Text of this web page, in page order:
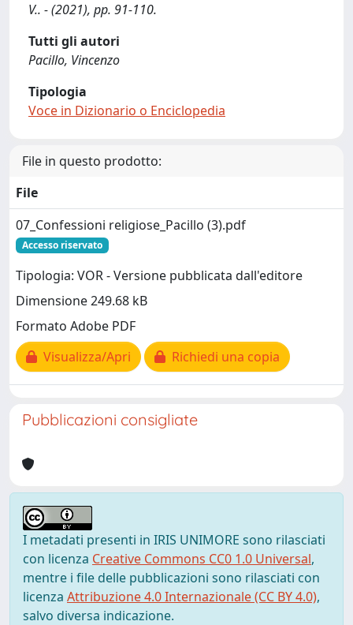
V.. - (2021), pp. 91-110.
Tutti gli autori
Pacillo, Vincenzo
Tipologia
Voce in Dizionario o Enciclopedia
File in questo prodotto:
File
07_Confessioni religiose_Pacillo (3).pdf
Accesso riservato
Tipologia: VOR - Versione pubblicata dall'editore
Dimensione 249.68 kB
Formato Adobe PDF
Visualizza/Apri
Richiedi una copia
Pubblicazioni consigliate
I metadati presenti in IRIS UNIMORE sono rilasciati
con licenza Creative Commons CC0 1.0 Universal,
mentre i file delle pubblicazioni sono rilasciati con
licenza Attribuzione 4.0 Internazionale (CC BY 4.0),
salvo diversa indicazione.